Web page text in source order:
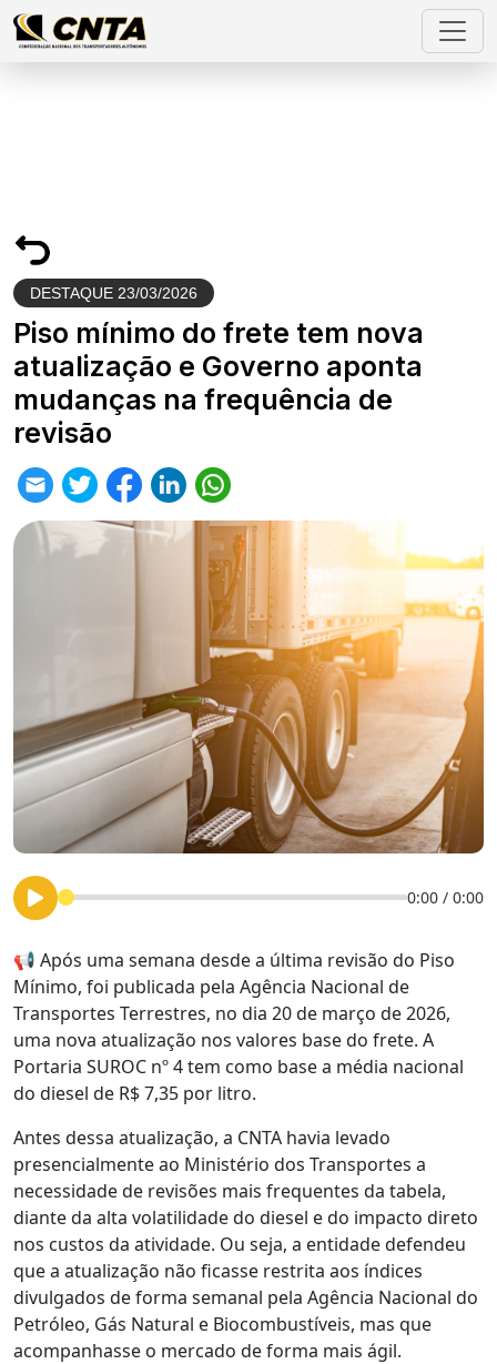
DESTAQUE 23/03/2026
Piso mínimo do frete tem nova
atualização e Governo aponta
mudanças na frequência de
revisão
0:00 / 0:00
📢 Após uma semana desde a última revisão do Piso
Mínimo, foi publicada pela Agência Nacional de
Transportes Terrestres, no dia 20 de março de 2026,
uma nova atualização nos valores base do frete. A
Portaria SUROC nº 4 tem como base a média nacional
do diesel de R$ 7,35 por litro.
Antes dessa atualização, a CNTA havia levado
presencialmente ao Ministério dos Transportes a
necessidade de revisões mais frequentes da tabela,
diante da alta volatilidade do diesel e do impacto direto
nos custos da atividade. Ou seja, a entidade defendeu
que a atualização não ficasse restrita aos índices
divulgados de forma semanal pela Agência Nacional do
Petróleo, Gás Natural e Biocombustíveis, mas que
acompanhasse o mercado de forma mais ágil.